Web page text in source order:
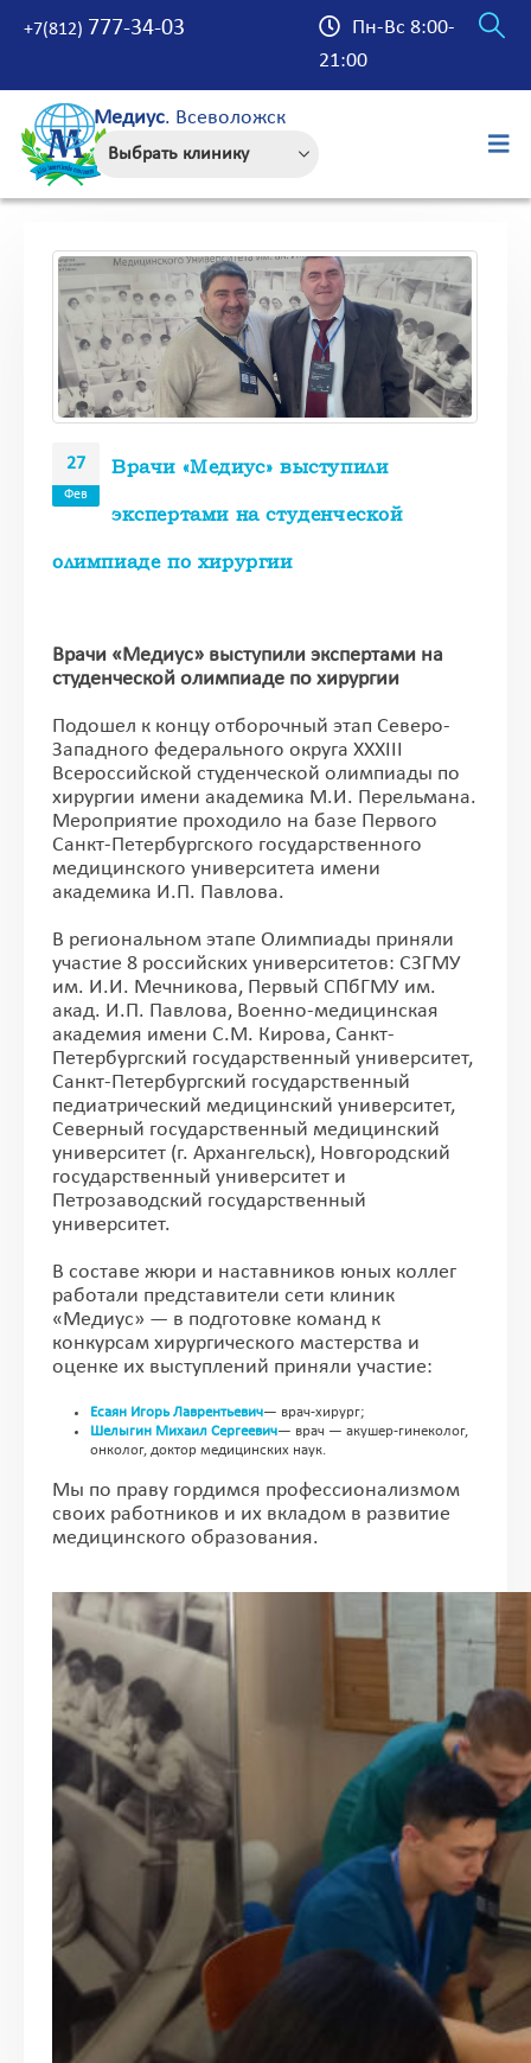
+7(812) 777-34-03
Пн-Вс 8:00-
21:00
Медиус. Всеволожск
27
Фев
Врачи «Медиус» выступили
экспертами на студенческой
олимпиаде по хирургии
Врачи «Медиус» выступили экспертами на
студенческой олимпиаде по хирургии
Подошел к концу отборочный этап Северо-
Западного федерального округа XXXIII
Всероссийской студенческой олимпиады по
хирургии имени академика М.И. Перельмана.
Мероприятие проходило на базе Первого
Санкт-Петербургского государственного
медицинского университета имени
академика И.П. Павлова.
В региональном этапе Олимпиады приняли
участие 8 российских университетов: СЗГМУ
им. И.И. Мечникова, Первый СПбГМУ им.
акад. И.П. Павлова, Военно-медицинская
академия имени С.М. Кирова, Санкт-
Петербургский государственный университет,
Санкт-Петербургский государственный
педиатрический медицинский университет,
Северный государственный медицинский
университет (г. Архангельск), Новгородский
государственный университет и
Петрозаводский государственный
университет.
В составе жюри и наставников юных коллег
работали представители сети клиник
«Медиус» — в подготовке команд к
конкурсам хирургического мастерства и
оценке их выступлений приняли участие:
Есаян Игорь Лаврентьевич— врач-хирург;
Шелыгин Михаил Сергеевич— врач — акушер-гинеколог,
онколог, доктор медицинских наук.
Мы по праву гордимся профессионализмом
своих работников и их вкладом в развитие
медицинского образования.